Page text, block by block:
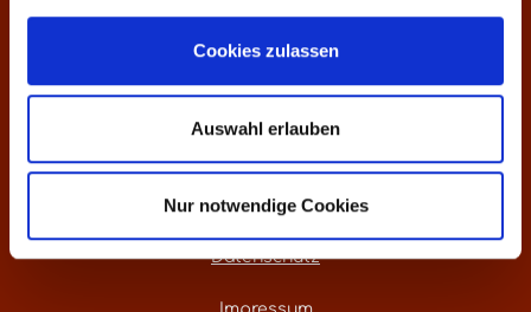
Cookies zulassen
Auswahl erlauben
Nur notwendige Cookies
Über uns
Preisliste
Versandkosten - weltweite Lieferung
Datenschutz